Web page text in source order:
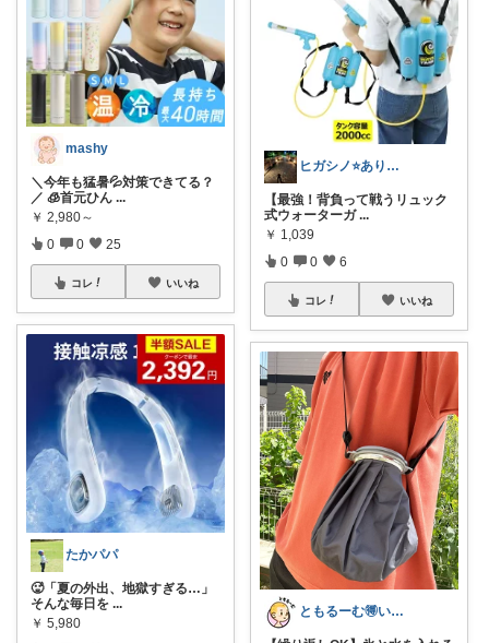
mashy
＼今年も猛暑💦対策できてる？
／ 🧊首元ひん ...
￥ 2,980～
0 0 25
コレ いいね
たかパパ
🥵「夏の外出、地獄すぎる…」
そんな毎日を ...
￥ 5,980
ヒガシノ⭐️ありがとうございます🙏
【最強！背負って戦うリュック
式ウォーターガ ...
￥ 1,039
0 0 6
コレ いいね
ともるーむ🉐いいものみっけ‼️